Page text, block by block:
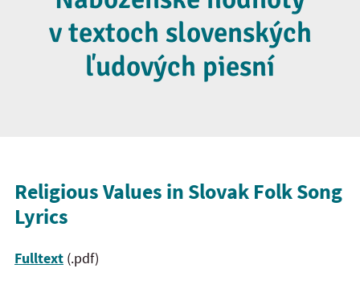
v textoch slovenských
ľudových piesní
Religious Values in Slovak Folk Song
Lyrics
Fulltext (.pdf)